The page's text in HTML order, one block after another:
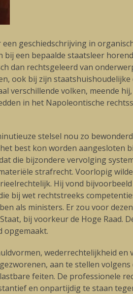
geschiedschrijving in
bij een bepaalde staatsleer
dan rechtsgeleerd van
ook bij zijn
verschillende volken, meende
in het Napoleontische
stelsel nou zo
best kon worden aangesloten
die bijzondere vervolging
strafrecht. Voorlopig
Hij vond
bij wet rechtstreeks
als ministers. Er zou voor
bij voorkeur de Hoge Raad.
opgemaakt.
wederrechtelijkheid
aan te stellen
feiten. De professionele
en onpartijdig te staan